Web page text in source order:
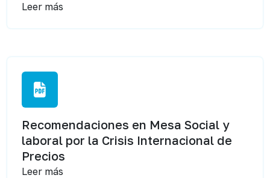
Leer más
Recomendaciones en Mesa Social y
laboral por la Crisis Internacional de
Precios
Leer más